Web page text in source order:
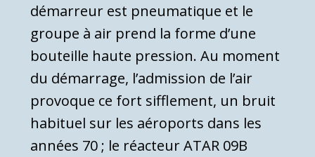
démarreur est pneumatique et le
groupe à air prend la forme d’une
bouteille haute pression. Au moment
du démarrage, l’admission de l’air
provoque ce fort sifflement, un bruit
habituel sur les aéroports dans les
années 70 ; le réacteur ATAR 09B